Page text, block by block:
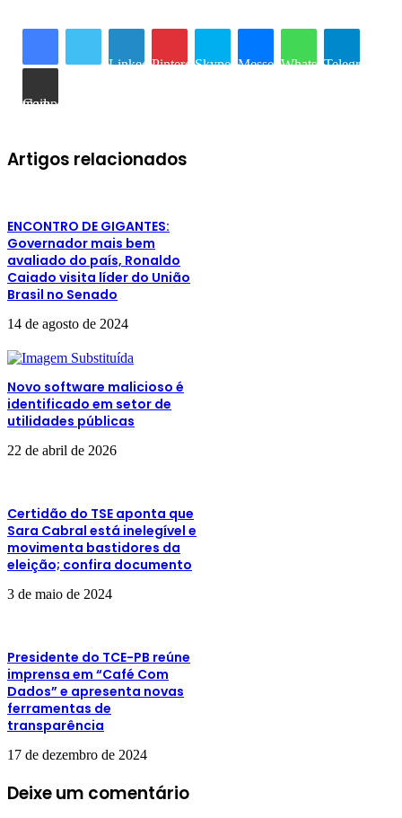
LinkedinPinterestSkype MessengerWhatsAppTelegram
Compartilhar via e-mail
Artigos relacionados
ENCONTRO DE GIGANTES:
Governador mais bem
avaliado do país, Ronaldo
Caiado visita líder do União
Brasil no Senado
14 de agosto de 2024
Novo software malicioso é
identificado em setor de
utilidades públicas
22 de abril de 2026
Certidão do TSE aponta que
Sara Cabral está inelegível e
movimenta bastidores da
eleição; confira documento
3 de maio de 2024
Presidente do TCE-PB reúne
imprensa em “Café Com
Dados” e apresenta novas
ferramentas de
transparência
17 de dezembro de 2024
Deixe um comentário